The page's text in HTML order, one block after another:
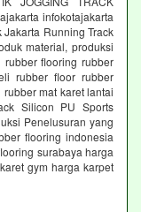
infokotajakarta
Running Track
material, produksi
rubber flooring rubber
rubber floor rubber
mat karet lantai
Silicon PU Sports
Penelusuran yang
flooring indonesia
surabaya harga
gym harga karpet